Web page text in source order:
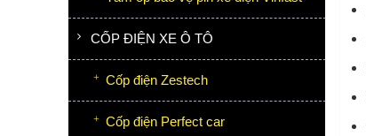
CỐP ĐIỆN XE Ô TÔ
Cốp điện Zestech
Cốp điện Perfect car